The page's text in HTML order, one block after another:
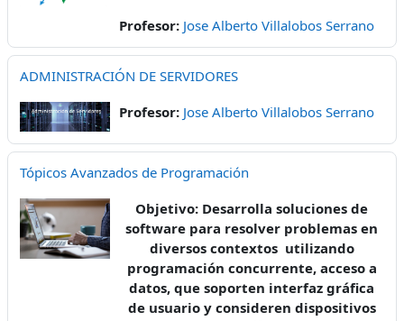
Profesor: Jose Alberto Villalobos Serrano
ADMINISTRACIÓN DE SERVIDORES
Profesor: Jose Alberto Villalobos Serrano
Tópicos Avanzados de Programación
Objetivo: Desarrolla soluciones de
software para resolver problemas en
diversos contextos utilizando
programación concurrente, acceso a
datos, que soporten interfaz gráfica
de usuario y consideren dispositivos